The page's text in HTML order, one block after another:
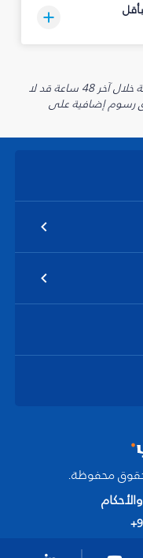
* تم الحصول على جميع الأسعار المعروضة خلال آخر 48 ساعة قد لا
رسوم إضافية على